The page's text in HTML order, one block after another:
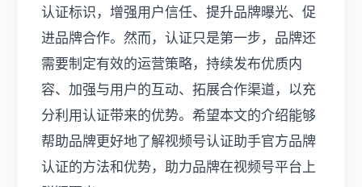
认证标识，增强用户信任、提升品牌曝光、促
进品牌合作。然而，认证只是第一步，品牌还
需要制定有效的运营策略，持续发布优质内
容、加强与用户的互动、拓展合作渠道，以充
分利用认证带来的优势。希望本文的介绍能够
帮助品牌更好地了解视频号认证助手官方品牌
认证的方法和优势，助力品牌在视频号平台上